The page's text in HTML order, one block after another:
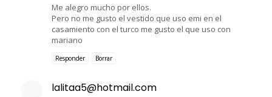
Me alegro mucho por ellos.
Pero no me gusto el vestido que uso emi en el
casamiento con el turco me gusto el que uso con
mariano
Responder Borrar
lalitaa5@hotmail.com